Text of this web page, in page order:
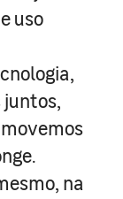
uso
juntos,
na